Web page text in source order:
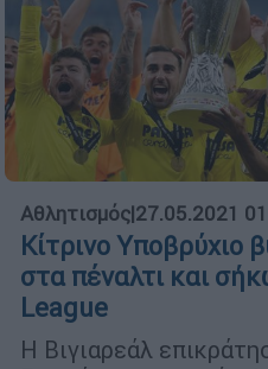
Αθλητισμός|27.05.2021
Κίτρινο Yποβρύχιο
στα πέναλτι και
League
H Βιγιαρεάλ